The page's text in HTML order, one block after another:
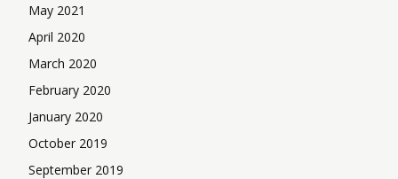
May 2021
April 2020
March 2020
February 2020
January 2020
October 2019
September 2019